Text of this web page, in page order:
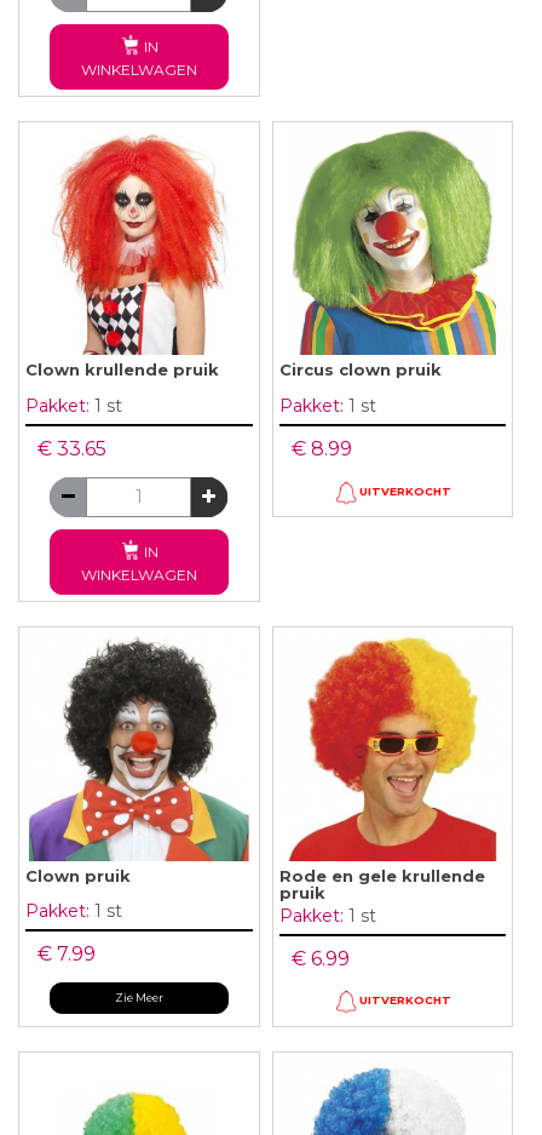
IN
WINKELWAGEN
Clown krullende pruik
Pakket: 1 st
€ 33.65
IN
WINKELWAGEN
Circus clown pruik
Pakket: 1 st
€ 8.99
UITVERKOCHT
Clown pruik
Pakket: 1 st
€ 7.99
Zie Meer
Rode en gele krullende
pruik
Pakket: 1 st
€ 6.99
UITVERKOCHT